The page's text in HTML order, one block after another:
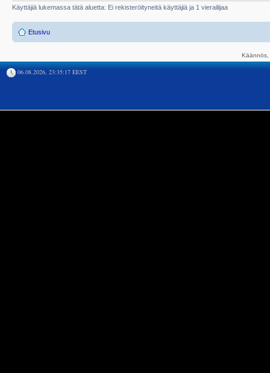
Käyttäjiä lukemassa tätä aluetta: Ei rekisteröityneitä käyttäjiä ja 1 vierailijaa
Etusivu
06.08.2026, 23:35:17 EEST